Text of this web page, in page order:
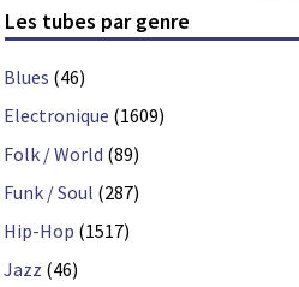
Les tubes par genre
Blues (46)
Electronique (1609)
Folk / World (89)
Funk / Soul (287)
Hip-Hop (1517)
Jazz (46)